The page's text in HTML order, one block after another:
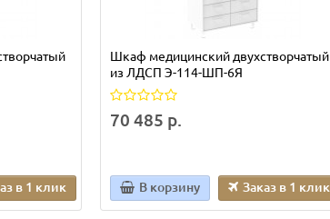
в 1 клик
Шкаф медицинский двухстворчатый
из ЛДСП Э-114-ШП-6Я
70 485 р.
В корзину Заказ в 1 клик